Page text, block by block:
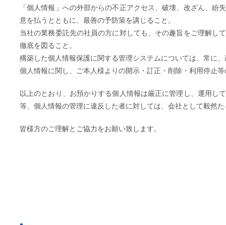
「個人情報」への外部からの不正アクセス、破壊、改ざん、紛
意を払うとともに、最善の予防策を講じること。
当社の業務委託先の社員の方に対しても、その趣旨をご理解し
徹底を図ること。
構築した個人情報保護に関する管理システムについては、常に
個人情報に関し、ご本人様よりの開示・訂正・削除・利用停止
以上のとおり、お預かりする個人情報は厳正に管理し、運用し
等、個人情報の管理に違反した者に対しては、会社として毅然
皆様方のご理解とご協力をお願い致します。